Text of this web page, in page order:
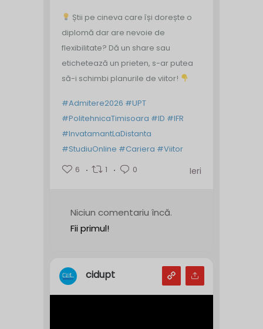
Știi pe cineva care își dorește o
diplomă dar are nevoie de
flexibilitate? Dă un share sau
etichetează un prieten, s-ar putea
să-i schimbi planurile de viitor!
#Admitere2026 #UPT
#PolitehnicaTimisoara #ID #IFR
#InvatamantLaDistanta
#StudiuOnline #Cariera #Viitor
6
1 0 Ieri
Niciun comentariu încă.
Fii primul!
cidupt